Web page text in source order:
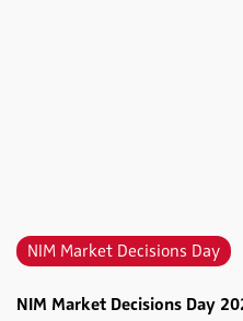
NIM Market Decisions Day
NIM Market Decisions Day